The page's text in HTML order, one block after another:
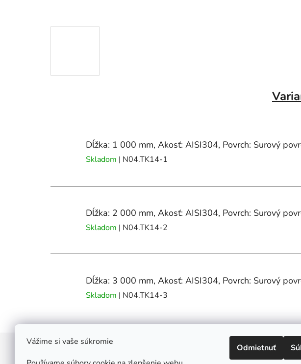
Vážime si vaše súkromie
Odmietnuť
Dĺžka: 1 000 mm, Akosť: AISI304, Povrch: Surový
Skladom | N04.TK14-1
Dĺžka: 2 000 mm, Akosť: AISI304, Povrch: Surový
Skladom | N04.TK14-2
Dĺžka: 3 000 mm, Akosť: AISI304, Povrch: Surový
Skladom | N04.TK14-3